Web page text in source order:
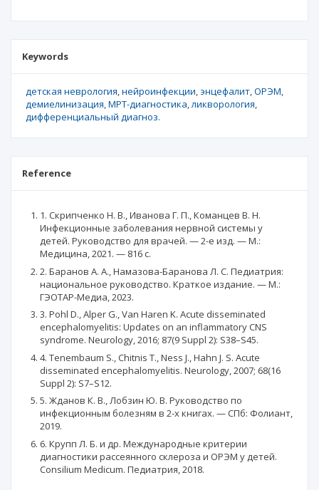
Keywords
детская неврология нейроинфекции энцефалит ОРЭМ
демиелинизация МРТ-диагностика ликворология
дифференциальный диагноз.
Reference
1. Скрипченко Н. В., Иванова Г. П., Команцев В. Н.
Инфекционные заболевания нервной системы у
детей. Руководство для врачей. — 2-е изд. — М.:
Медицина, 2021. — 816 с.
2. Баранов А. А., Намазова-Баранова Л. С. Педиатрия:
национальное руководство. Краткое издание. — М.:
ГЭОТАР-Медиа, 2023.
3. Pohl D., Alper G., Van Haren K. Acute disseminated
encephalomyelitis: Updates on an inflammatory CNS
syndrome. Neurology, 2016; 87(9 Suppl 2): S38–S45.
4. Tenembaum S., Chitnis T., Ness J., Hahn J. S. Acute
disseminated encephalomyelitis. Neurology, 2007; 68(16
Suppl 2): S7–S12.
5. Жданов К. В., Лобзин Ю. В. Руководство по
инфекционным болезням в 2-х книгах. — СПб: Фолиант,
2019.
6. Крупп Л. Б. и др. Международные критерии
диагностики рассеянного склероза и ОРЭМ у детей.
Consilium Medicum. Педиатрия, 2018.